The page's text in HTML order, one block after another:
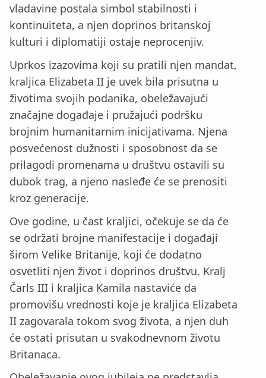
vladavine postala simbol stabilnosti i
kontinuiteta, a njen doprinos britanskoj
kulturi i diplomatiji ostaje neprocenjiv.
Uprkos izazovima koji su pratili njen mandat,
kraljica Elizabeta II je uvek bila prisutna u
životima svojih podanika, obeležavajući
značajne događaje i pružajući podršku
brojnim humanitarnim inicijativama. Njena
posvećenost dužnosti i sposobnost da se
prilagodi promenama u društvu ostavili su
dubok trag, a njeno nasleđe će se prenositi
kroz generacije.
Ove godine, u čast kraljici, očekuje se da će
se održati brojne manifestacije i događaji
širom Velike Britanije, koji će dodatno
osvetliti njen život i doprinos društvu. Kralj
Čarls III i kraljica Kamila nastaviće da
promovišu vrednosti koje je kraljica Elizabeta
II zagovarala tokom svog života, a njen duh
će ostati prisutan u svakodnevnom životu
Britanaca.